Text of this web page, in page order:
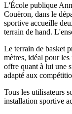
L'École publique
Couëron, dans le
sportive accueille
terrain de hand.
Le terrain de basket
mètres, idéal pour
offre quant à lui une
adapté aux
Tous les utilisateurs
installation sportive